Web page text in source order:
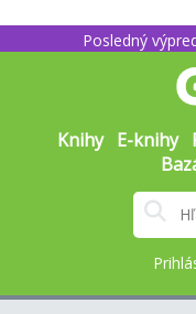
Posledný
Knihy E-knihy